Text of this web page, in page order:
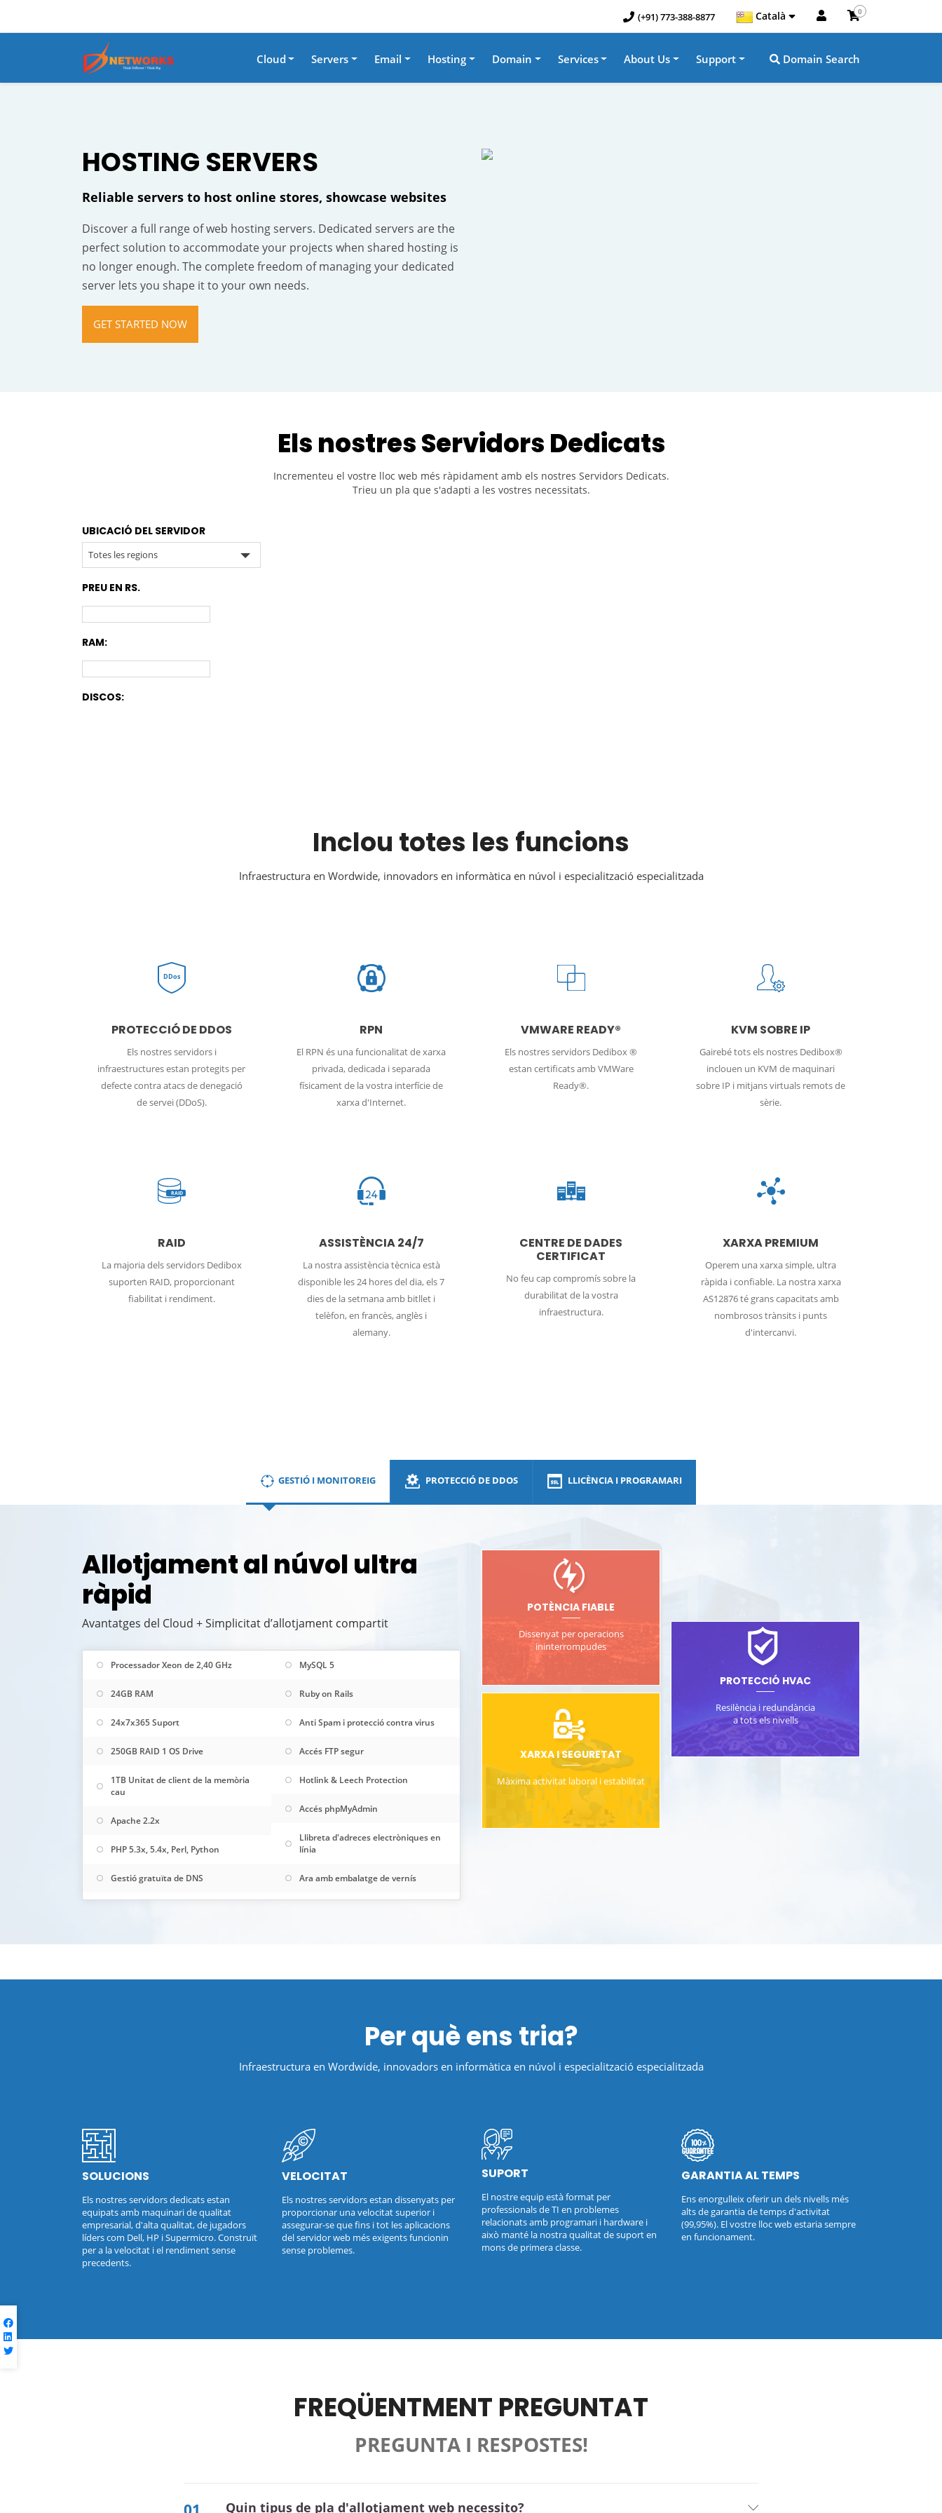
(+91) 773-388-8877 Català 0
Cloud Servers Email Hosting Domain Services About Us Support Domain Search
HOSTING SERVERS
Reliable servers to host online stores, showcase websites
Discover a full range of web hosting servers. Dedicated servers are the
perfect solution to accommodate your projects when shared hosting is
no longer enough. The complete freedom of managing your dedicated
server lets you shape it to your own needs.
GET STARTED NOW
Els nostres Servidors Dedicats
Incrementeu el vostre lloc web més ràpidament amb els nostres Servidors Dedicats.
Trieu un pla que s'adapti a les vostres necessitats.
UBICACIÓ DEL SERVIDOR
Totes les regions
PREU EN RS.
RAM:
DISCOS:
Inclou totes les funcions
Infraestructura en Wordwide, innovadors en informàtica en núvol i especialització especialitzada
DDos
PROTECCIÓ DE DDOS
Els nostres servidors i
infraestructures estan protegits per
defecte contra atacs de denegació
de servei (DDoS).
RPN
El RPN és una funcionalitat de xarxa
privada, dedicada i separada
físicament de la vostra interfície de
xarxa d'Internet.
VMWARE READY®
Els nostres servidors Dedibox ®
estan certificats amb VMWare
Ready®.
KVM SOBRE IP
Gairebé tots els nostres Dedibox®
inclouen un KVM de maquinari
sobre IP i mitjans virtuals remots de
sèrie.
RAID
RAID
La majoria dels servidors Dedibox
suporten RAID, proporcionant
fiabilitat i rendiment.
ASSISTÈNCIA 24/7
La nostra assistència tècnica està
disponible les 24 hores del dia, els 7
dies de la setmana amb bitllet i
telèfon, en francès, anglès i
alemany.
CENTRE DE DADES
CERTIFICAT
No feu cap compromís sobre la
durabilitat de la vostra
infraestructura.
XARXA PREMIUM
Operem una xarxa simple, ultra
ràpida i confiable. La nostra xarxa
AS12876 té grans capacitats amb
nombrosos trànsits i punts
d'intercanvi.
GESTIÓ I MONITOREIG PROTECCIÓ DE DDOS LLICÈNCIA I PROGRAMARI
Allotjament al núvol ultra
ràpid
Avantatges del Cloud + Simplicitat d’allotjament compartit
Processador Xeon de 2,40 GHz
24GB RAM
24x7x365 Suport
250GB RAID 1 OS Drive
1TB Unitat de client de la memòria
cau
Apache 2.2x
PHP 5.3x, 5.4x, Perl, Python
Gestió gratuïta de DNS
MySQL 5
Ruby on Rails
Anti Spam i protecció contra virus
Accés FTP segur
Hotlink & Leech Protection
Accés phpMyAdmin
Llibreta d'adreces electròniques en
línia
Ara amb embalatge de vernís
POTÈNCIA FIABLE
Dissenyat per operacions
ininterrompudes
XARXA I SEGURETAT
Màxima activitat laboral i estabilitat
PROTECCIÓ HVAC
Resilència i redundància
a tots els nivells
Per què ens tria?
Infraestructura en Wordwide, innovadors en informàtica en núvol i especialització especialitzada
SOLUCIONS
Els nostres servidors dedicats estan
equipats amb maquinari de qualitat
empresarial, d'alta qualitat, de jugadors
líders com Dell, HP i Supermicro. Construït
per a la velocitat i el rendiment sense
precedents.
VELOCITAT
Els nostres servidors estan dissenyats per
proporcionar una velocitat superior i
assegurar-se que fins i tot les aplicacions
del servidor web més exigents funcionin
sense problemes.
SUPORT
El nostre equip està format per
professionals de TI en problemes
relacionats amb programari i hardware i
això manté la nostra qualitat de suport en
mons de primera classe.
GARANTIA AL TEMPS
Ens enorgulleix oferir un dels nivells més
alts de garantia de temps d'activitat
(99,95%). El vostre lloc web estaria sempre
en funcionament.
FREQÜENTMENT PREGUNTAT
PREGUNTA I RESPOSTES!
Quin tipus de pla d'allotjament web necessito?